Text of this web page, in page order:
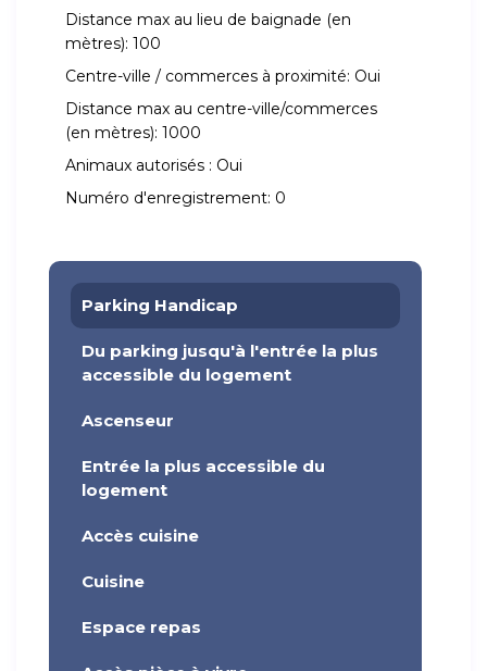
Distance max au lieu de baignade (en
mètres): 100
Centre-ville / commerces à proximité: Oui
Distance max au centre-ville/commerces
(en mètres): 1000
Animaux autorisés : Oui
Numéro d'enregistrement: 0
Parking Handicap
Du parking jusqu'à l'entrée la plus
accessible du logement
Ascenseur
Entrée la plus accessible du
logement
Accès cuisine
Cuisine
Espace repas